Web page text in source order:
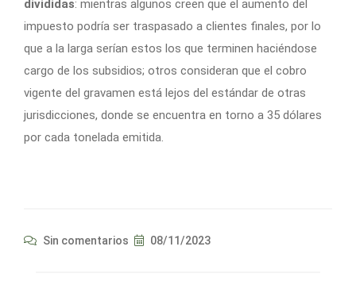
divididas: mientras algunos creen que el aumento del
impuesto podría ser traspasado a clientes finales, por lo
que a la larga serían estos los que terminen haciéndose
cargo de los subsidios; otros consideran que el cobro
vigente del gravamen está lejos del estándar de otras
jurisdicciones, donde se encuentra en torno a 35 dólares
por cada tonelada emitida.
Sin comentarios 08/11/2023